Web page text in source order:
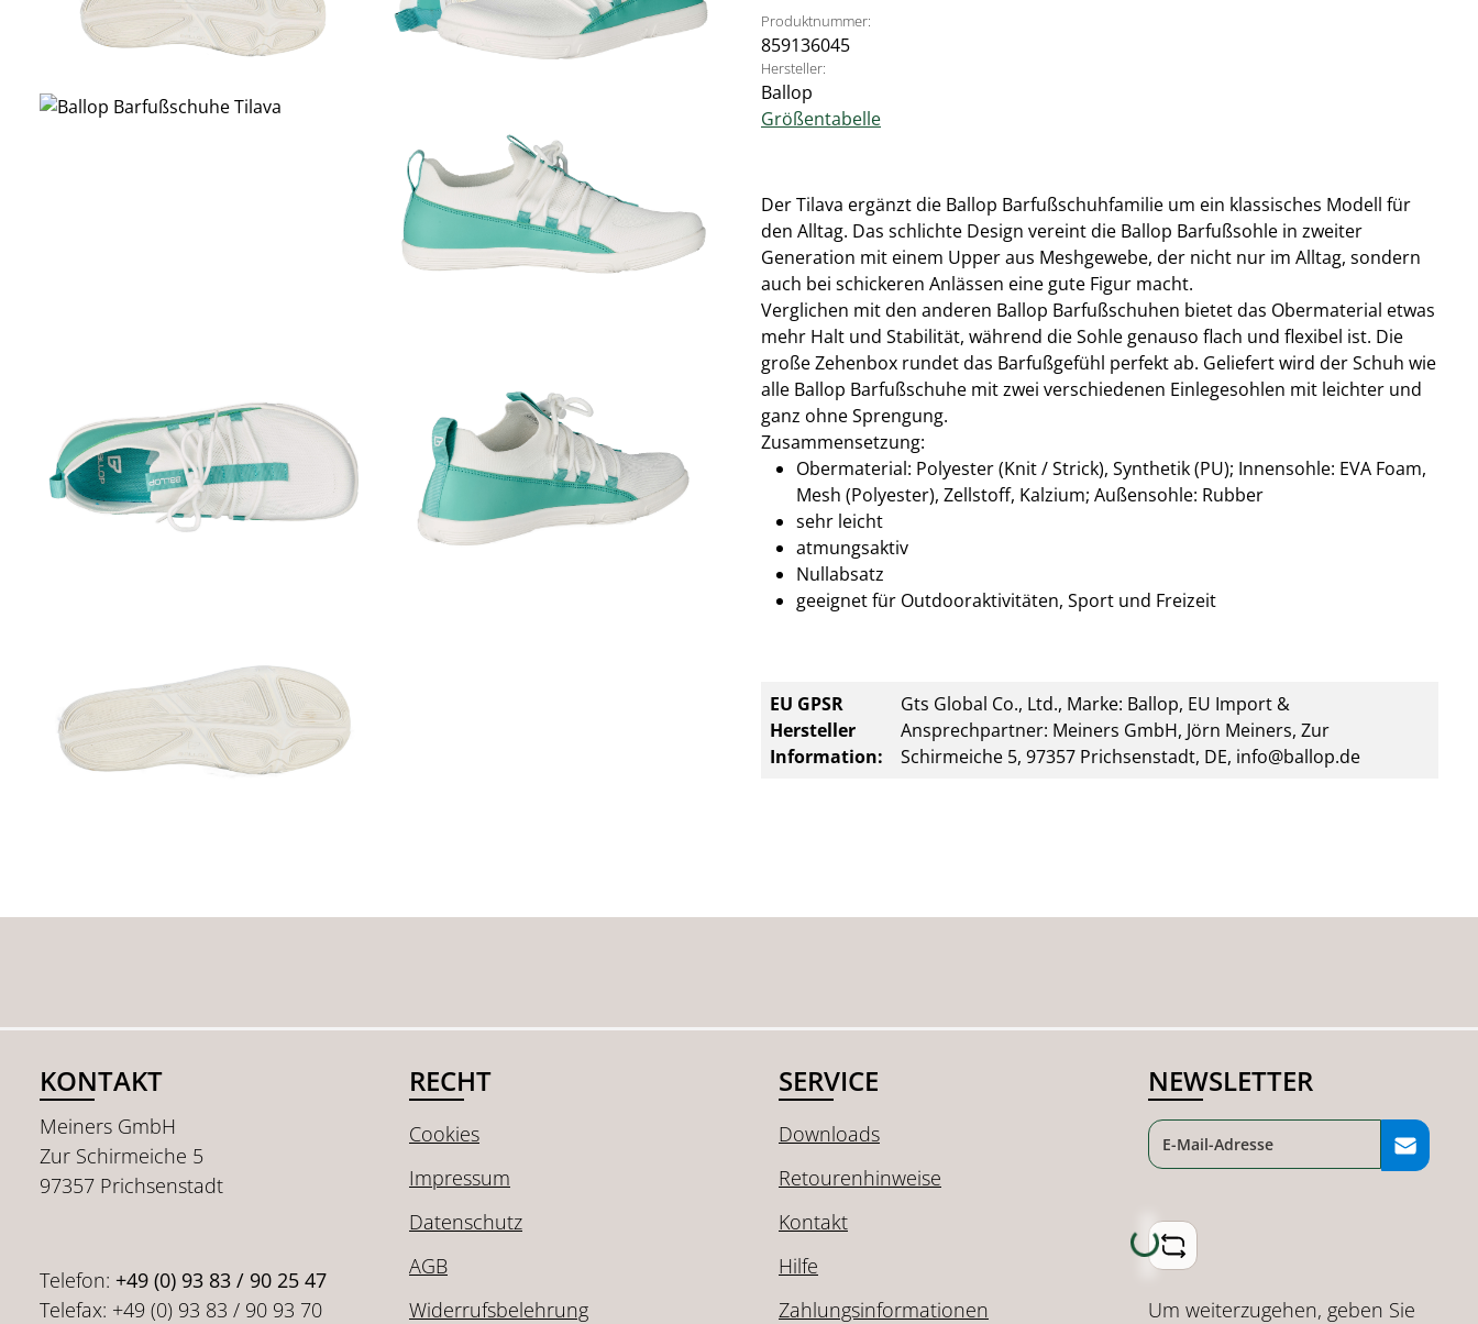
Produktnummer:
859136045
Hersteller:
Ballop
Größentabelle
Der Tilava ergänzt die Ballop Barfußschuhfamilie um ein klassisches Modell für
den Alltag. Das schlichte Design vereint die Ballop Barfußsohle in zweiter
Generation mit einem Upper aus Meshgewebe, der nicht nur im Alltag, sondern
auch bei schickeren Anlässen eine gute Figur macht.
Verglichen mit den anderen Ballop Barfußschuhen bietet das Obermaterial etwas
mehr Halt und Stabilität, während die Sohle genauso flach und flexibel ist. Die
große Zehenbox rundet das Barfußgefühl perfekt ab. Geliefert wird der Schuh wie
alle Ballop Barfußschuhe mit zwei verschiedenen Einlegesohlen mit leichter und
ganz ohne Sprengung.
Zusammensetzung:
Obermaterial: Polyester (Knit / Strick), Synthetik (PU); Innensohle: EVA Foam,
Mesh (Polyester), Zellstoff, Kalzium; Außensohle: Rubber
sehr leicht
atmungsaktiv
Nullabsatz
geeignet für Outdooraktivitäten, Sport und Freizeit
EU GPSR
Hersteller
Information:
Gts Global Co., Ltd., Marke: Ballop, EU Import &
Ansprechpartner: Meiners GmbH, Jörn Meiners, Zur
Schirmeiche 5, 97357 Prichsenstadt, DE, info@ballop.de
KONTAKT
Meiners GmbH
Zur Schirmeiche 5
97357 Prichsenstadt
Telefon: +49 (0) 93 83 / 90 25 47
Telefax: +49 (0) 93 83 / 90 93 70
RECHT
Cookies
Impressum
Datenschutz
AGB
Widerrufsbelehrung
SERVICE
Downloads
Retourenhinweise
Kontakt
Hilfe
Zahlungsinformationen
NEWSLETTER
Loading...
Um weiterzugehen, geben Sie